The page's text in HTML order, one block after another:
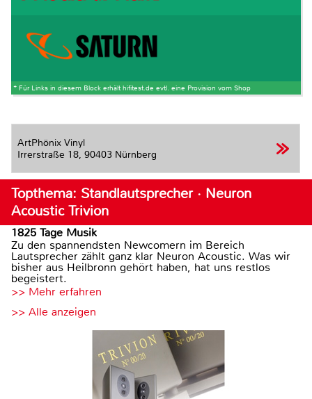
* Für Links in diesem Block erhält hifitest.de evtl. eine Provision vom Shop
ArtPhönix Vinyl
Irrerstraße 18, 90403 Nürnberg
Topthema: Standlautsprecher · Neuron
Acoustic Trivion
1825 Tage Musik
Zu den spannendsten Newcomern im Bereich
Lautsprecher zählt ganz klar Neuron Acoustic. Was wir
bisher aus Heilbronn gehört haben, hat uns restlos
begeistert.
>> Mehr erfahren
>> Alle anzeigen